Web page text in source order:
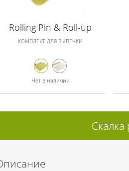
Rolling Pin & Roll-up
КОМПЛЕКТ ДЛЯ ВЫПЕЧКИ
Нет в наличии
Скалка